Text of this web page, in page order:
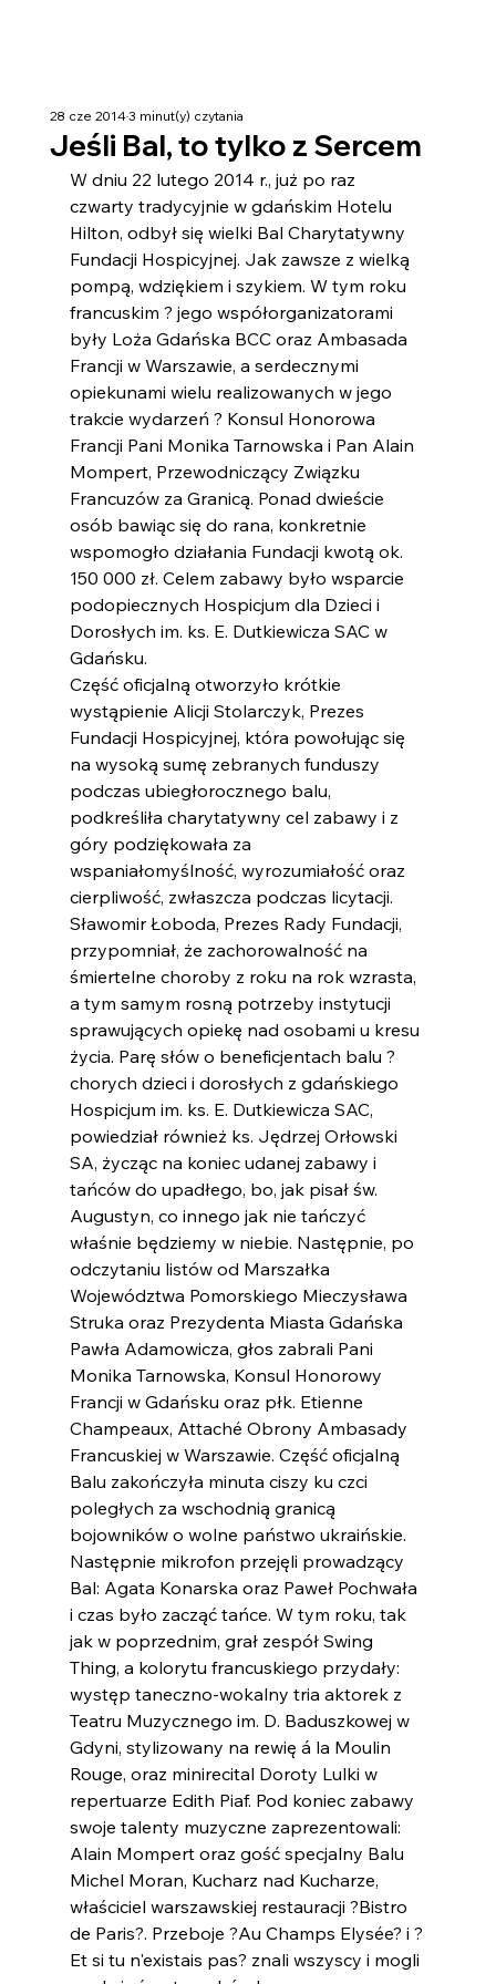
Jeśli Bal, to tylko z Sercem
28 cze 20143 minut(y) czytania
W dniu 22 lutego 2014 r., już po raz
czwarty tradycyjnie w gdańskim Hotelu
Hilton, odbył się wielki Bal Charytatywny
Fundacji Hospicyjnej. Jak zawsze z wielką
pompą, wdziękiem i szykiem. W tym roku
francuskim ? jego współorganizatorami
były Loża Gdańska BCC oraz Ambasada
Francji w Warszawie, a serdecznymi
opiekunami wielu realizowanych w jego
trakcie wydarzeń ? Konsul Honorowa
Francji Pani Monika Tarnowska i Pan Alain
Mompert, Przewodniczący Związku
Francuzów za Granicą. Ponad dwieście
osób bawiąc się do rana, konkretnie
wspomogło działania Fundacji kwotą ok.
150 000 zł. Celem zabawy było wsparcie
podopiecznych Hospicjum dla Dzieci i
Dorosłych im. ks. E. Dutkiewicza SAC w
Gdańsku.
Część oficjalną otworzyło krótkie
wystąpienie Alicji Stolarczyk, Prezes
Fundacji Hospicyjnej, która powołując się
na wysoką sumę zebranych funduszy
podczas ubiegłorocznego balu,
podkreśliła charytatywny cel zabawy i z
góry podziękowała za
wspaniałomyślność, wyrozumiałość oraz
cierpliwość, zwłaszcza podczas licytacji.
Sławomir Łoboda, Prezes Rady Fundacji,
przypomniał, że zachorowalność na
śmiertelne choroby z roku na rok wzrasta,
a tym samym rosną potrzeby instytucji
sprawujących opiekę nad osobami u kresu
życia. Parę słów o beneficjentach balu ?
chorych dzieci i dorosłych z gdańskiego
Hospicjum im. ks. E. Dutkiewicza SAC,
powiedział również ks. Jędrzej Orłowski
SA, życząc na koniec udanej zabawy i
tańców do upadłego, bo, jak pisał św.
Augustyn, co innego jak nie tańczyć
właśnie będziemy w niebie. Następnie, po
odczytaniu listów od Marszałka
Województwa Pomorskiego Mieczysława
Struka oraz Prezydenta Miasta Gdańska
Pawła Adamowicza, głos zabrali Pani
Monika Tarnowska, Konsul Honorowy
Francji w Gdańsku oraz płk. Etienne
Champeaux, Attaché Obrony Ambasady
Francuskiej w Warszawie. Część oficjalną
Balu zakończyła minuta ciszy ku czci
poległych za wschodnią granicą
bojowników o wolne państwo ukraińskie.
Następnie mikrofon przejęli prowadzący
Bal: Agata Konarska oraz Paweł Pochwała
i czas było zacząć tańce. W tym roku, tak
jak w poprzednim, grał zespół Swing
Thing, a kolorytu francuskiego przydały:
występ taneczno-wokalny tria aktorek z
Teatru Muzycznego im. D. Baduszkowej w
Gdyni, stylizowany na rewię á la Moulin
Rouge, oraz minirecital Doroty Lulki w
repertuarze Edith Piaf. Pod koniec zabawy
swoje talenty muzyczne zaprezentowali:
Alain Mompert oraz gość specjalny Balu
Michel Moran, Kucharz nad Kucharze,
właściciel warszawskiej restauracji ?Bistro
de Paris?. Przeboje ?Au Champs Elysée? i ?
Et si tu n'existais pas? znali wszyscy i mogli